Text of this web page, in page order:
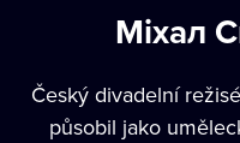
Міхал
Český divadelní
působil jako